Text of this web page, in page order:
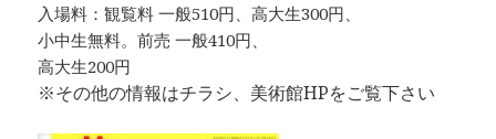
入場料：観覧料 一般510円、高大生300円、
小中生無料。前売 一般410円、
高大生200円
※その他の情報はチラシ、美術館HPをご覧下さい